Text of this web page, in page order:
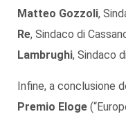
Matteo Gozzoli,
Re, Sindaco di
Lambrughi, Sindaco
Infine, a conclusione
Premio Eloge